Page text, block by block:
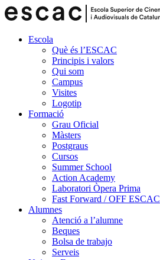
Escola
Què és l’ESCAC
Principis i valors
Qui som
Campus
Visites
Logotip
Formació
Grau Oficial
Màsters
Postgraus
Cursos
Summer School
Action Academy
Laboratori Òpera Prima
Fast Forward / OFF ESCAC
Alumnes
Atenció a l’alumne
Beques
Bolsa de trabajo
Serveis